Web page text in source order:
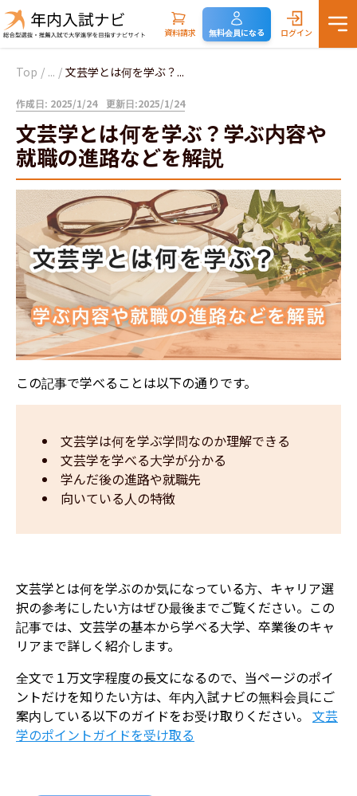
資料請求 無料会員になる ログイン
Top / ... / 文芸学とは何を学ぶ？...
作成日: 2025/1/24 更新日:2025/1/24
文芸学とは何を学ぶ？学ぶ内容や
就職の進路などを解説
この記事で学べることは以下の通りです。
文芸学は何を学ぶ学問なのか理解できる
文芸学を学べる大学が分かる
学んだ後の進路や就職先
向いている人の特徴
文芸学とは何を学ぶのか気になっている方、キャリア選
択の参考にしたい方はぜひ最後までご覧ください。この
記事では、文芸学の基本から学べる大学、卒業後のキャ
リアまで詳しく紹介します。
全文で１万文字程度の長文になるので、当ページのポイ
ントだけを知りたい方は、年内入試ナビの無料会員にご
案内している以下のガイドをお受け取りください。 ​文芸
学のポイントガイドを受け取る